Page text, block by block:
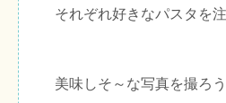
それぞれ好きなパスタを
美味しそ～な写真を撮ろ